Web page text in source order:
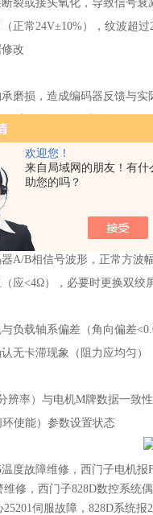
欢迎您！
来自局域网的朋友！有什
助您的吗？
裂或接头氧化，导致信号衰
正常24V±10%），纹波超
改
磨损，造成编码器反馈与实
度偏差（径向跳动>0.05mm
P2000）与电机铭P数据不匹
确启用光栅尺补偿功能（
A/B相信号波形，正常方波
应<4Ω），必要时更换双绞
负载轴系偏差（角向偏差
无卡滞现象（阻力应均匀）‌
辨率）与电机M牌数据一致性‌
使能）参数设置状态‌
度故障维修，西门子电机
修，西门子828D数控系统
伺服故障，828D系统